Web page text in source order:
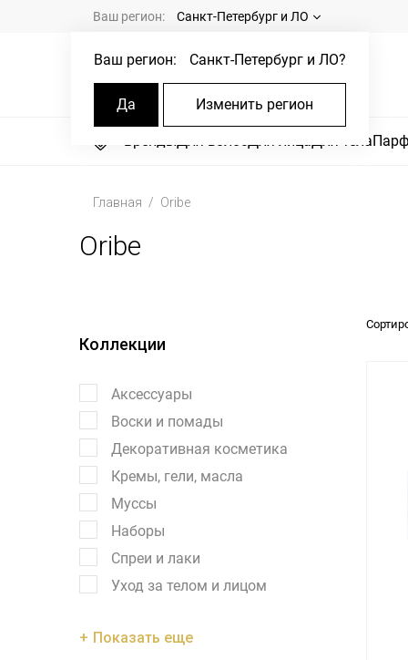
Ваш регион: Санкт-Петербург и ЛО
Ваш регион: Санкт-Петербург и ЛО?
Да Изменить регион
БрендыДля волосДля лицаДля тела
Главная Oribe
Oribe
Коллекции
Аксессуары
Воски и помады
Декоративная косметика
Кремы, гели, масла
Муссы
Наборы
Спреи и лаки
Уход за телом и лицом
Показать еще